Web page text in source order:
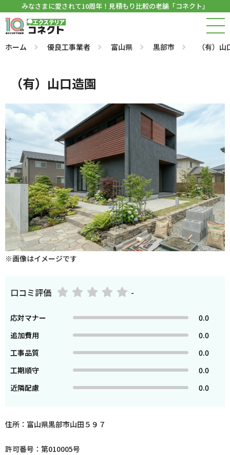
みなさまに愛されて10周年！見積もり比較の老舗「コネクト」
ホーム 優良工事業者 富山県 黒部市 （有）
（有）山口造園
※画像はイメージです
口コミ評価 -
応対マナー
0.0
追加費用
0.0
工事品質
0.0
工期順守
0.0
近隣配慮
0.0
住所：富山県黒部市山田５９７
許可番号：第010005号